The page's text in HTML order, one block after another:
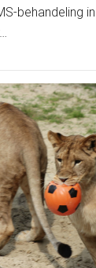
behandeling